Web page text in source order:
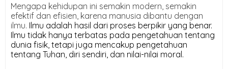
Mengapa kehidupan ini semakin modern, semakin
efektif dan efisien, karena manusia dibantu dengan
ilmu. Ilmu adalah hasil dari proses berpikir yang benar.
Ilmu tidak hanya terbatas pada pengetahuan tentang
dunia fisik, tetapi juga mencakup pengetahuan
tentang Tuhan, diri sendiri, dan nilai-nilai moral.